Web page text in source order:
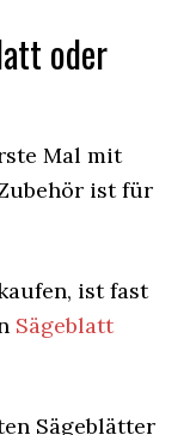
oder
Mal mit
ist für
ist fast
Sägeblatt
Sägeblätter